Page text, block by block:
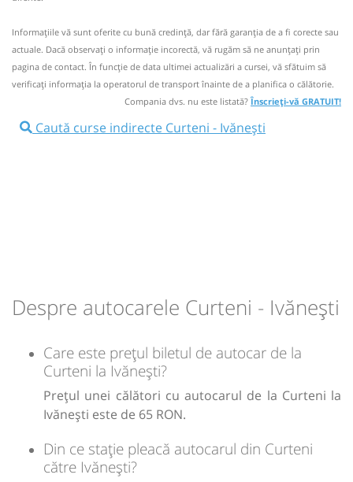
Curteni Intersectie Curteni
Minivan:HOHusi Brasov Cluj Oradea
65lei Cumpără
Nu a circulat?Semnalați aici 10 comentarii)
Pune poze din călătoria ta ⤣
Durată: Zile de circulație:
65lei Cumpără
Trans Olteanu Tour SRL
Informaţiile vă sunt oferite cu bună credinţă, dar fără garanţia de a fi corecte sau
actuale. Dacă observați o informaţie incorectă, vă rugăm să ne anunțați prin
pagina de contact. În funcție de data ultimei actualizări a cursei, vă sfătuim să
verificaţi informaţia la operatorul de transport înainte de a planifica o călătorie.
Compania dvs. nu este listată?Înscrieți-vă GRATUIT!
Caută curse indirecte Curteni - Ivănești
Despre autocarele Curteni - Ivănești
Care este prețul biletul de autocar de la
Curteni la Ivănești?
Prețul unei călători cu autocarul de la Curteni la
Ivănești este de 65 RON.
Din ce stație pleacă autocarul din Curteni
către Ivănești?